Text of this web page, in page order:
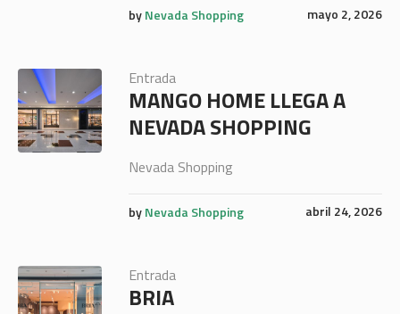
mayo 2, 2026
byNevada Shopping
Entrada
MANGO HOME LLEGA A
NEVADA SHOPPING
Nevada Shopping
abril 24, 2026
byNevada Shopping
Entrada
BRIA